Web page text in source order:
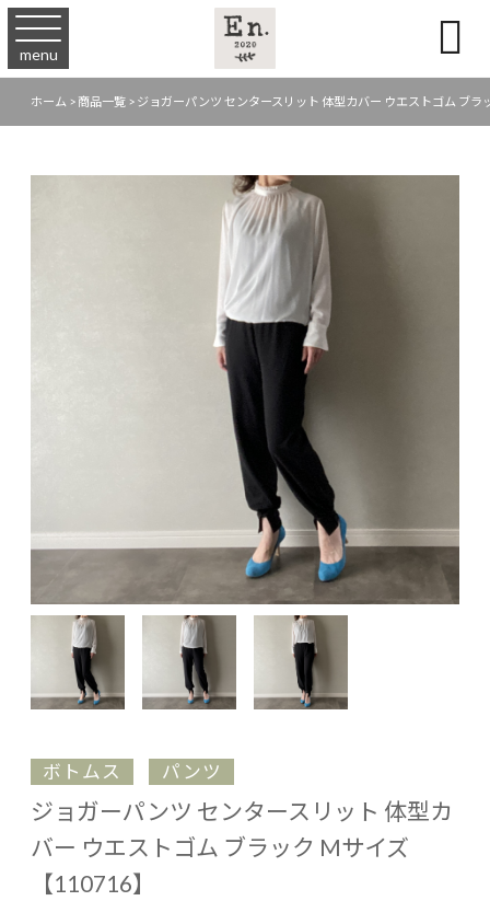
menu 
ホーム > 商品一覧 > ジョガーパンツ センタースリット 体型カバー ウエストゴム ブラ
ボトムス パンツ
ジョガーパンツ センタースリット 体型カ
バー ウエストゴム ブラック Mサイズ
【110716】